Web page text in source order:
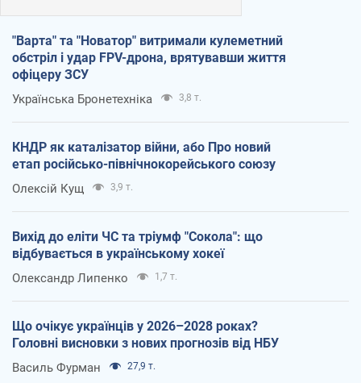
"Варта" та "Новатор" витримали кулеметний
обстріл і удар FPV-дрона, врятувавши життя
офіцеру ЗСУ
Українська Бронетехніка 3,8 т.
КНДР як каталізатор війни, або Про новий
етап російсько-північнокорейського союзу
Олексій Кущ 3,9 т.
Вихід до еліти ЧС та тріумф "Сокола": що
відбувається в українському хокеї
Олександр Липенко 1,7 т.
Що очікує українців у 2026–2028 роках?
Головні висновки з нових прогнозів від НБУ
Василь Фурман 27,9 т.